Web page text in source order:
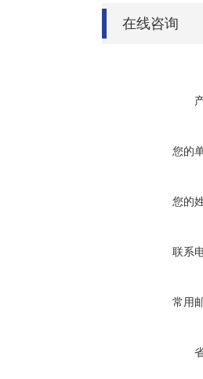
在线咨询
您的
您的
联系
常用